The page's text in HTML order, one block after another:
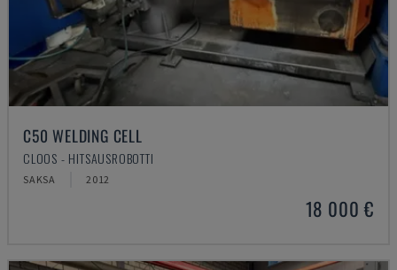
C50 WELDING CELL
CLOOS - HITSAUSROBOTTI
SAKSA 2012
18 000 €